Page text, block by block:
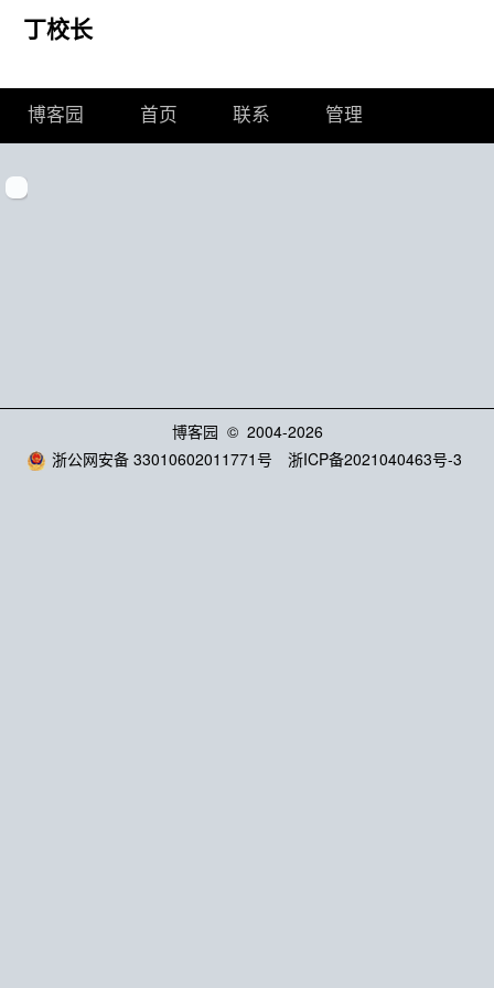
丁校长
博客园 首页 联系 管理
博客园 © 2004-2026
浙公网安备 33010602011771号
浙ICP备2021040463号-3